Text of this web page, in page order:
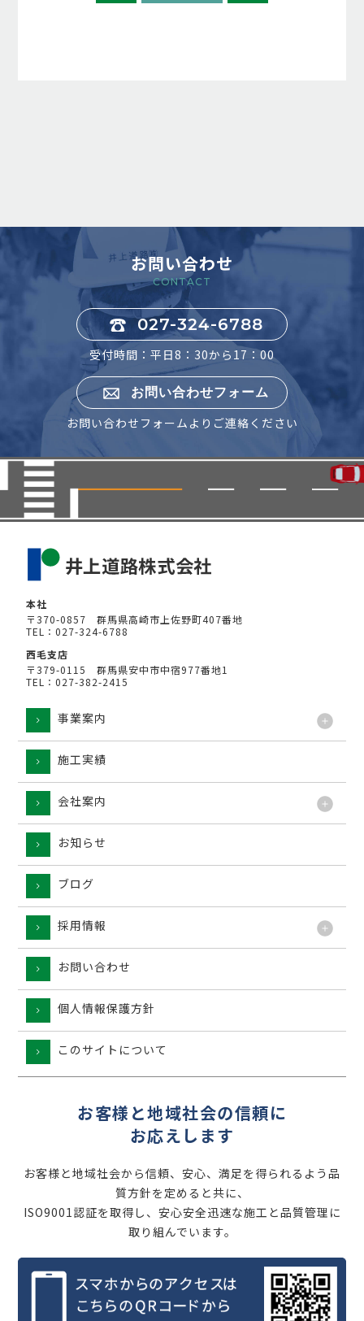
お問い合わせ
CONTACT
027-324-6788
受付時間：平日8：30から17：00
お問い合わせフォーム
お問い合わせフォームよりご連絡ください
本社
〒370-0857 群馬県高崎市上佐野町407番地
TEL：027-324-6788
西毛支店
〒379-0115 群馬県安中市中宿977番地1
TEL：027-382-2415
事業案内
施工実績
会社案内
お知らせ
ブログ
採用情報
お問い合わせ
個人情報保護方針
このサイトについて
お客様と地域社会の信頼に
お応えします
お客様と地域社会から信頼、安心、満足を得られるよう品
質方針を定めると共に、
ISO9001認証を取得し、安心安全迅速な施工と品質管理に
取り組んでいます。